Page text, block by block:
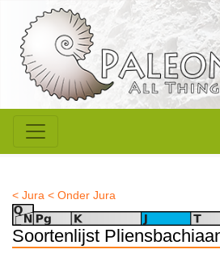
< Jura < Onder Jura
Soortenlijst